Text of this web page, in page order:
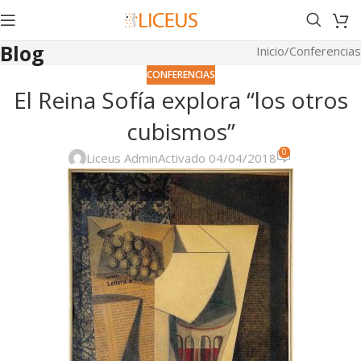
Blog Inicio Conferencias
CONFERENCIAS
El Reina Sofía explora “los otros
cubismos”
Liceus AdminActivado 04/04/2018 0